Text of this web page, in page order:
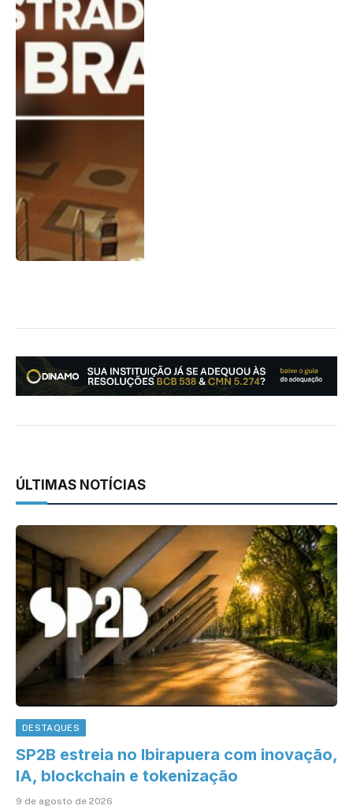
ÚLTIMAS NOTÍCIAS
DESTAQUES
SP2B estreia no Ibirapuera com inovação,
IA, blockchain e tokenização
9 de agosto de 2026